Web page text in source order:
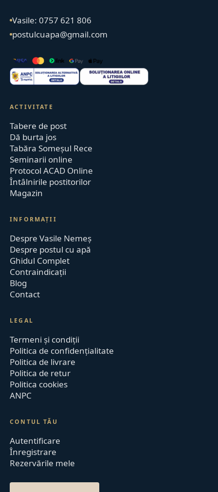
Vasile: 0757 621 806
postulcuapa@gmail.com
ACTIVITATE
Tabere de post
Dă burta jos
Tabăra Someșul Rece
Seminarii online
Protocol ACAD Online
Întâlnirile postitorilor
Magazin
INFORMAȚII
Despre Vasile Nemeș
Despre postul cu apă
Ghidul Complet
Contraindicații
Blog
Contact
LEGAL
Termeni și condiții
Politica de confidențialitate
Politica de livrare
Politica de retur
Politica cookies
ANPC
CONTUL TĂU
Autentificare
Înregistrare
Rezervările mele